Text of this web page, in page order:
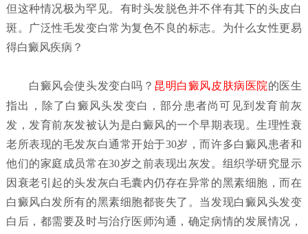
但这种情况极为罕见。有时头发脱色并不伴有其下的头皮白
斑。广泛性毛发变白常为复色不良的标志。为什么女性更易
得白癜风疾病？
白癜风会使头发变白吗？ 昆明白癜风皮肤病医院的医生
指出，除了白癜风头发变白，部分患者尚可见到发育前灰
发，发育前灰发被认为是白癜风的一个早期表现。生理性衰
老所表现的毛发灰白通常开始于30岁，而许多白癜风患者和
他们的家庭成员常在30岁之前表现出灰发。组织学研究显示
因衰老引起的头发灰白毛囊内仍存在异常的黑素细胞，而在
白癜风白发所有的黑素细胞都丧失了。当发现白癜风头发变
白后，都需要及时与治疗医师沟通，确定病情的发展情况，